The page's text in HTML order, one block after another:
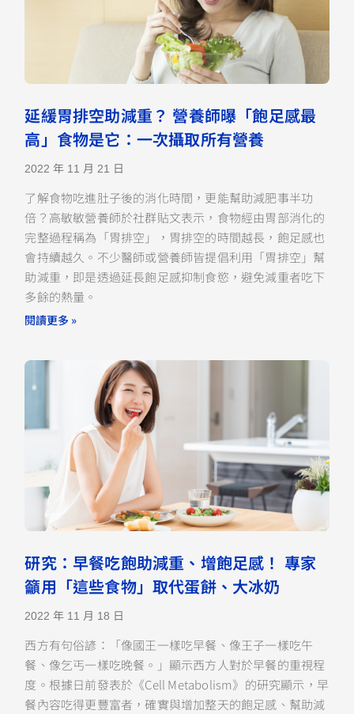
延緩胃排空助減重？ 營養師曝「飽足感最
高」食物是它：一次攝取所有營養
2022 年 11 月 21 日
了解食物吃進肚子後的消化時間，更能幫助減肥事半功
倍？高敏敏營養師於社群貼文表示，食物經由胃部消化的
完整過程稱為「胃排空」，胃排空的時間越長，飽足感也
會持續越久。不少醫師或營養師皆提倡利用「胃排空」幫
助減重，即是透過延長飽足感抑制食慾，避免減重者吃下
多餘的熱量。
閱讀更多 »
研究：早餐吃飽助減重、增飽足感！ 專家
籲用「這些食物」取代蛋餅、大冰奶
2022 年 11 月 18 日
西方有句俗諺：「像國王一樣吃早餐、像王子一樣吃午
餐、像乞丐一樣吃晚餐。」顯示西方人對於早餐的重視程
度。根據日前發表於《Cell Metabolism》的研究顯示，早
餐內容吃得更豐富者，確實與增加整天的飽足感、幫助減